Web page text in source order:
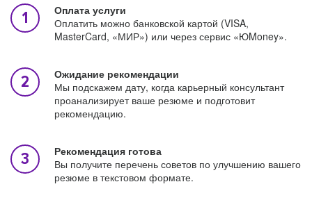
Оплата услуги
Оплатить можно банковской картой (VISA,
MasterCard, «МИР») или через сервис «ЮMoney».
Ожидание рекомендации
Мы подскажем дату, когда карьерный консультант
проанализирует ваше резюме и подготовит
рекомендацию.
Рекомендация готова
Вы получите перечень советов по улучшению вашего
резюме в текстовом формате.